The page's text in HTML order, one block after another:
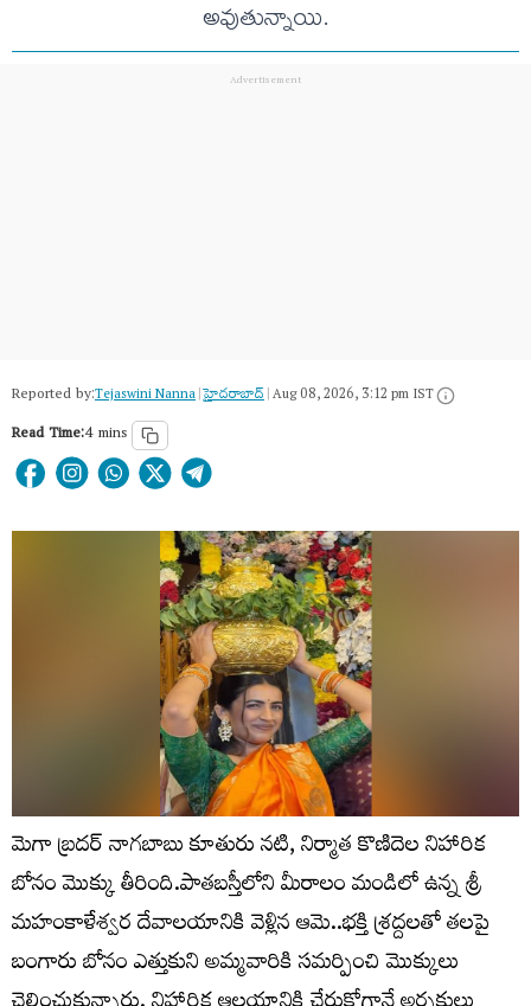
అవుతున్నాయి.
Reported by:Tejaswini Nanna|హైదరాబాద్​|Aug 08, 2026, 3:12 pm IST
Read Time:4 mins
మెగా బ్రదర్ నాగబాబు కూతురు నటి, నిర్మాత కొణిదెల నిహారిక
బోనం మొక్కు తీరింది.పాతబస్తీలోని మీరాలం మండిలో ఉన్న శ్రీ
మహంకాళేశ్వర దేవాలయానికి వెళ్లిన ఆమె..భక్తి శ్రద్దలతో తలపై
బంగారు బోనం ఎత్తుకుని అమ్మవారికి సమర్పించి మొక్కులు